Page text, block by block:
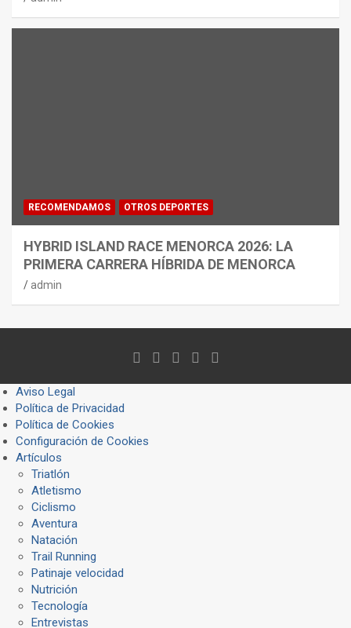
RECOMENDAMOS OTROS DEPORTES
HYBRID ISLAND RACE MENORCA 2026: LA
PRIMERA CARRERA HÍBRIDA DE MENORCA
admin
Aviso Legal
Política de Privacidad
Política de Cookies
Configuración de Cookies
Artículos
Triatlón
Atletismo
Ciclismo
Aventura
Natación
Trail Running
Patinaje velocidad
Nutrición
Tecnología
Entrevistas